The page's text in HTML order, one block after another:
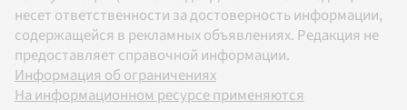
несет ответственности за достоверность информации,
содержащейся в рекламных объявлениях. Редакция не
предоставляет справочной информации.
Информация об ограничениях
На информационном ресурсе применяются